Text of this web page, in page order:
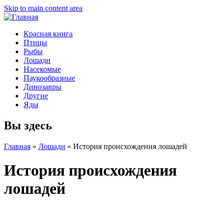
Skip to main content area
Красная книга
Птицы
Рыбы
Лошади
Насекомые
Паукообразные
Динозавры
Другие
Яды
Вы здесь
Главная » Лошади » История происхождения лошадей
История происхождения
лошадей